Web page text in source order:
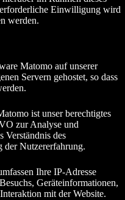
Einwilligung wird
werden.
Matomo auf unserer
Servern gehostet, so dass
ist unser berechtigtes
zur Analyse und
Verständnis des
der Nutzererfahrung.
Ihre IP-Adresse
Geräteinformationen,
mit der Website.